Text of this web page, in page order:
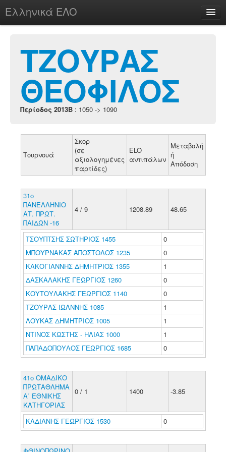
Ελληνικά ΕΛΟ
chesstu.be @ discord
Login
ΤΖΟΥΡΑΣ
ΘΕΟΦΙΛΟΣ
Περίοδος 2013B : 1050 -> 1090
Τουρνουά
Σκορ
(σε
αξιολογημένες
παρτίδες)
ELO
αντιπάλων
Μεταβολή
ή
Απόδοση
31ο
ΠΑΝΕΛΛΗΝΙΟ
ΑΤ. ΠΡΩΤ.
ΠΑΙΔΩΝ -16
4 / 9 1208.89 48.65
ΤΣΟΥΠΤΣΗΣ ΣΩΤΗΡΙΟΣ 1455
0
ΜΠΟΥΡΝΑΚΑΣ ΑΠΟΣΤΟΛΟΣ 1235
0
ΚΑΚΟΓΙΑΝΝΗΣ ΔΗΜΗΤΡΙΟΣ 1355
1
ΔΑΣΚΑΛΑΚΗΣ ΓΕΩΡΓΙΟΣ 1260
0
ΚΟΥΤΟΥΛΑΚΗΣ ΓΕΩΡΓΙΟΣ 1140
0
ΤΖΟΥΡΑΣ ΙΩΑΝΝΗΣ 1085
1
ΛΟΥΚΑΣ ΔΗΜΗΤΡΙΟΣ 1005
1
ΝΤΙΝΟΣ ΚΩΣΤΗΣ - ΗΛΙΑΣ 1000
1
ΠΑΠΑΔΟΠΟΥΛΟΣ ΓΕΩΡΓΙΟΣ 1685
0
41ο ΟΜΑΔΙΚΟ
ΠΡΩΤΑΘΛΗΜΑ
Α΄ ΕΘΝΙΚΗΣ
ΚΑΤΗΓΟΡΙΑΣ
0 / 1 1400 -3.85
ΚΑΔΙΑΝΗΣ ΓΕΩΡΓΙΟΣ 1530 0